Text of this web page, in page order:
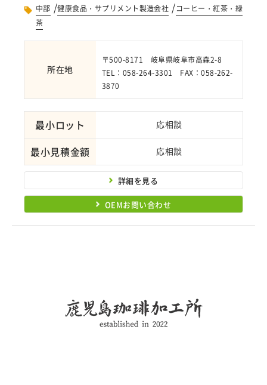
中部 /健康食品・サプリメント製造会社 /コーヒー・紅茶・緑
茶
所在地
〒500-8171 岐阜県岐阜市高森2-8
TEL：058-264-3301 FAX：058-262-
3870
最小ロット 応相談
最小見積金額 応相談
詳細を見る
OEMお問い合わせ